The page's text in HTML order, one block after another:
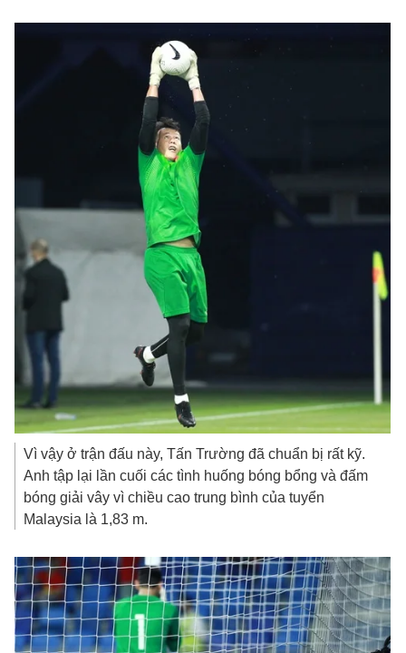
Vì vậy ở trận đấu này, Tấn Trường đã chuẩn bị rất kỹ.
Anh tập lại lần cuối các tình huống bóng bổng và đấm
bóng giải vây vì chiều cao trung bình của tuyển
Malaysia là 1,83 m.